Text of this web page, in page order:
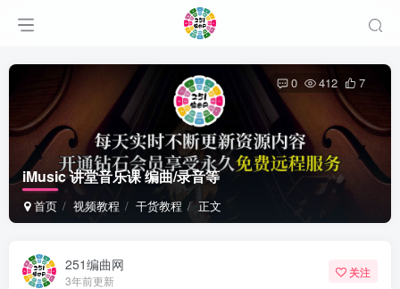
iMusic 讲堂音乐课 编曲/录音等
首页 视频教程 干货教程 正文
0 412 7
251编曲网
3年前更新
关注